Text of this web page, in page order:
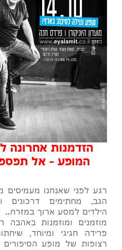
הזדמנות אחרונה
המופע - אל
רגע לפני שאנחנו מעמיסים
הגב, מחתימים דרכונים
הילדים למסע ארוך במזרח..
מוזמנים ומוזמנות באהבה
רצופות של מופע